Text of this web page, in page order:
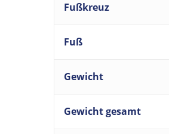
Fußkreuz
Fuß
Gewicht
Gewicht gesamt